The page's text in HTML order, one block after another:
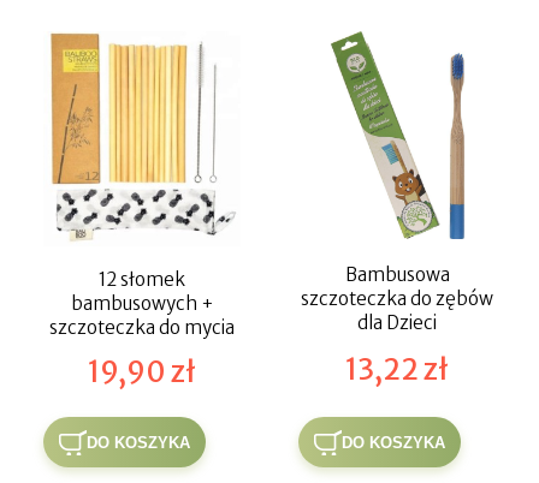
12 słomek
bambusowych +
szczoteczka do mycia
19,90 zł
DO KOSZYKA
Bambusowa
szczoteczka do zębów
dla Dzieci
13,22 zł
DO KOSZYKA